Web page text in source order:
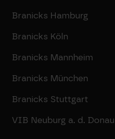
Branicks Hamburg
Branicks Köln
Branicks Mannheim
Branicks München
Branicks Stuttgart
VIB Neuburg a. d. Donau